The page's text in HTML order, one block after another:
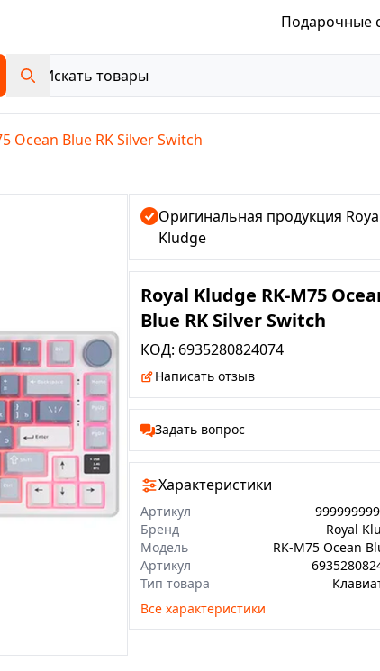
Подарочные
Ocean Blue RK Silver Switch
Оригинальная продукция
Kludge
Royal Kludge RK-M75
Blue RK Silver Switch
КОД: 6935280824074
Написать отзыв
Задать вопрос
Характеристики
Артикул
Бренд
Royal
Модель
Артикул
Тип товара
Все характеристики